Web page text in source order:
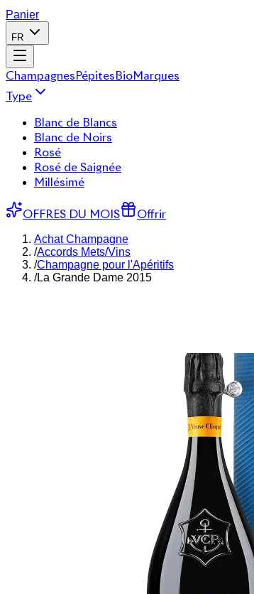
Panier
FR
ChampagnesPépitesBioMarques
Type
Blanc de Blancs
Blanc de Noirs
Rosé
Rosé de Saignée
Millésimé
OFFRES DU MOIS Offrir
Achat Champagne
/Accords Mets/Vins
/Champagne pour l'Apéritifs
/La Grande Dame 2015